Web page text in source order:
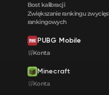
Bost kalibracji
Zwiększanie rankingu
rankingowych
PUBG Mobile
🛒Konta
Minecraft
🛒Konta